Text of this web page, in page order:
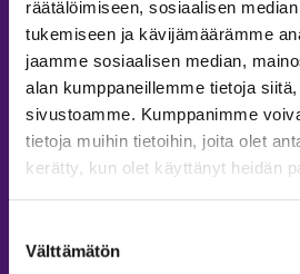
räätälöimiseen, sosiaalisen
tukemiseen ja kävijämäärämme
jaamme sosiaalisen median,
alan kumppaneillemme tietoja
sivustoamme. Kumppanimme
tietoja muihin tietoihin, joita olet
kerätty, kun olet käyttänyt heidän
valinta
Välttämätön
MAJOITUS
Tiedustelut &